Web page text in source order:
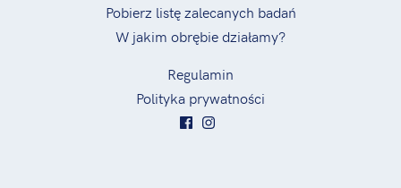
Pobierz listę zalecanych badań
W jakim obrębie działamy?
Regulamin
Polityka prywatności